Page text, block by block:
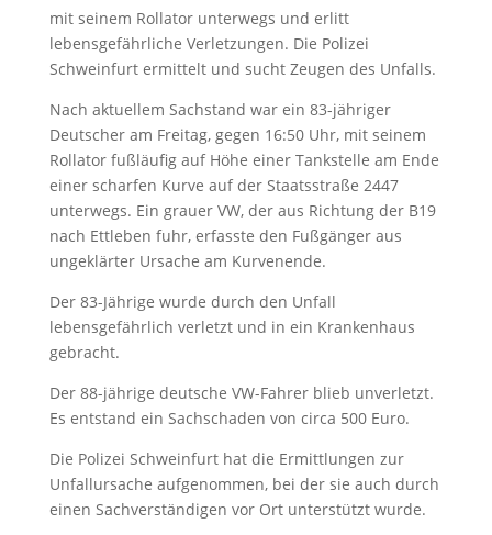
mit seinem Rollator unterwegs und erlitt
lebensgefährliche Verletzungen. Die Polizei
Schweinfurt ermittelt und sucht Zeugen des Unfalls.
Nach aktuellem Sachstand war ein 83-jähriger
Deutscher am Freitag, gegen 16:50 Uhr, mit seinem
Rollator fußläufig auf Höhe einer Tankstelle am Ende
einer scharfen Kurve auf der Staatsstraße 2447
unterwegs. Ein grauer VW, der aus Richtung der B19
nach Ettleben fuhr, erfasste den Fußgänger aus
ungeklärter Ursache am Kurvenende.
Der 83-Jährige wurde durch den Unfall
lebensgefährlich verletzt und in ein Krankenhaus
gebracht.
Der 88-jährige deutsche VW-Fahrer blieb unverletzt.
Es entstand ein Sachschaden von circa 500 Euro.
Die Polizei Schweinfurt hat die Ermittlungen zur
Unfallursache aufgenommen, bei der sie auch durch
einen Sachverständigen vor Ort unterstützt wurde.